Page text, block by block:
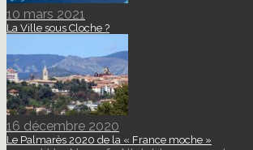
10 mars 2021
La Ville sous Cloche ?
16 décembre 2020
Le Palmarès 2020 de la « France moche »